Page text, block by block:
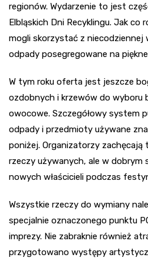
regionów. Wydarzenie to jest
Elbląskich Dni Recyklingu. Jak co
mogli skorzystać z niecodziennej
odpady posegregowane na
W tym roku oferta jest jeszcze
ozdobnych i krzewów do wyboru
owocowe. Szczegółowy system
odpady i przedmioty używane
poniżej. Organizatorzy zachęcają
rzeczy używanych, ale w dobrym
nowych właścicieli podczas
Wszystkie rzeczy do wymiany
specjalnie oznaczonego punktu
imprezy. Nie zabraknie również
przygotowano występy